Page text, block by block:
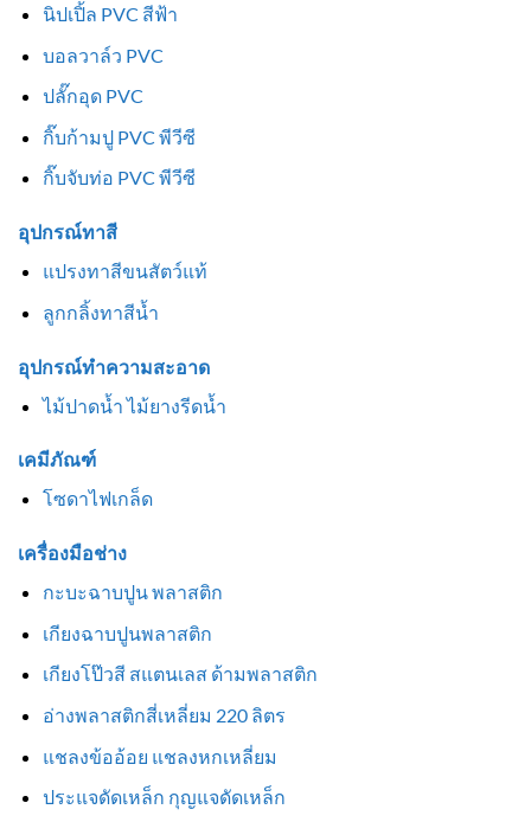
นิปเปิ้ล PVC สีฟ้า
บอลวาล์ว PVC
ปลั๊กอุด PVC
กิ๊บก้ามปู PVC พีวีซี
กิ๊บจับท่อ PVC พีวีซี
อุปกรณ์ทาสี
แปรงทาสีขนสัตว์แท้
ลูกกลิ้งทาสีน้ำ
อุปกรณ์ทำความสะอาด
ไม้ปาดน้ำ ไม้ยางรีดน้ำ
เคมีภัณฑ์
โซดาไฟเกล็ด
เครื่องมือช่าง
กะบะฉาบปูน พลาสติก
เกียงฉาบปูนพลาสติก
เกียงโป๊วสี สแตนเลส ด้ามพลาสติก
อ่างพลาสติกสี่เหลี่ยม 220 ลิตร
แชลงข้ออ้อย แชลงหกเหลี่ยม
ประแจดัดเหล็ก กุญแจดัดเหล็ก